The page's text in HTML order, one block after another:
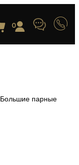
0
Большие парные